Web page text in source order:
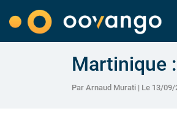
Martinique
Par Arnaud Murati | Le 13/09/